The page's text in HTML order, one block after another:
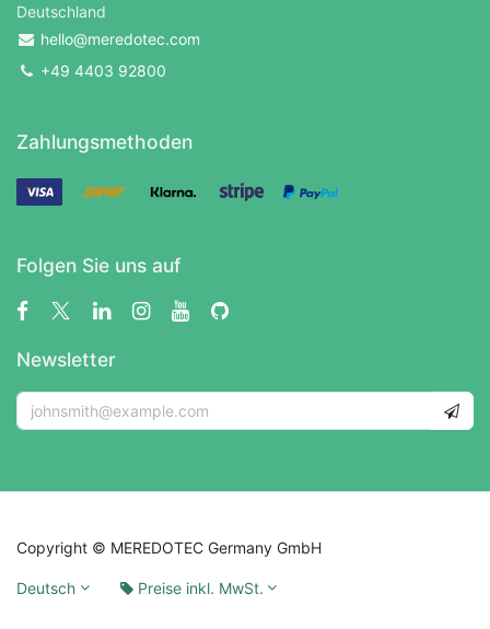
Deutschland
hello@meredotec.com
+49 4403 92800
Zahlungsmethoden
Folgen Sie uns auf
Newsletter
Copyright © MEREDOTEC Germany GmbH
Deutsch Preise inkl. MwSt.